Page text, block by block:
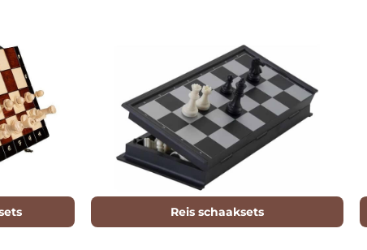
Reis schaaksets